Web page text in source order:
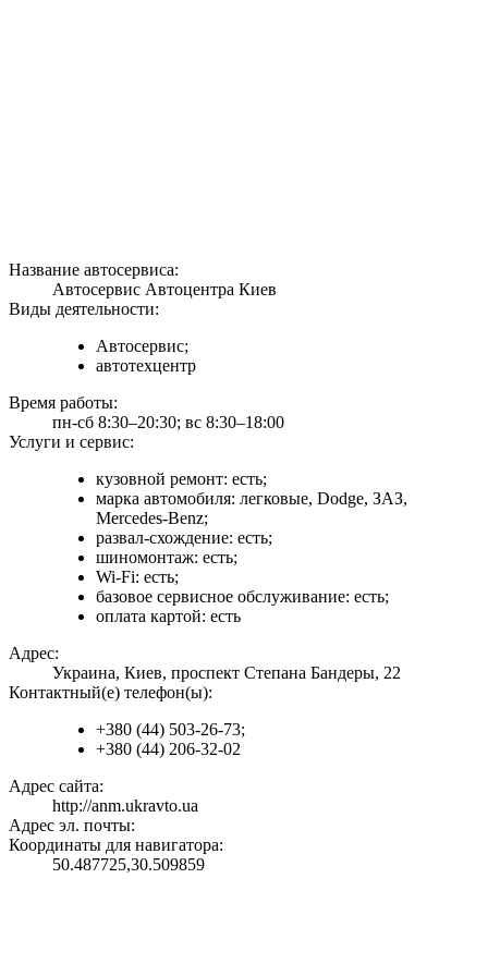
Название автосервиса:
Автосервис Автоцентра Киев
Виды деятельности:
Автосервис;
автотехцентр
Время работы:
пн-сб 8:30–20:30; вс 8:30–18:00
Услуги и сервис:
кузовной ремонт: есть;
марка автомобиля: легковые, Dodge, ЗАЗ,
Mercedes-Benz;
развал-схождение: есть;
шиномонтаж: есть;
Wi-Fi: есть;
базовое сервисное обслуживание: есть;
оплата картой: есть
Адрес:
Украина, Киев, проспект Степана Бандеры, 22
Контактный(е) телефон(ы):
+380 (44) 503-26-73;
+380 (44) 206-32-02
Адрес сайта:
http://anm.ukravto.ua
Адрес эл. почты:
Координаты для навигатора:
50.487725,30.509859